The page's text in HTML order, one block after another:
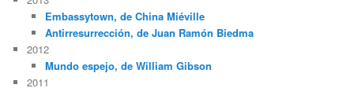
Embassytown, de China Miéville
Antirresurrección, de Juan Ramón Biedma
2012
Mundo espejo, de William Gibson
2011